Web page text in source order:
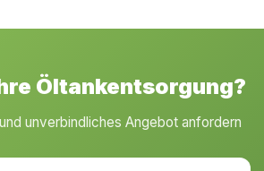
Öltankentsorgung?
unverbindliches Angebot anfordern